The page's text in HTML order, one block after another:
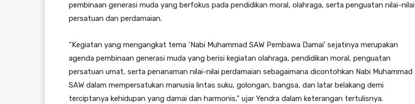
pembinaan generasi muda yang berfokus pada pendidikan moral, olahraga, serta penguatan nilai-nilai
persatuan dan perdamaian.
“Kegiatan yang mengangkat tema ‘Nabi Muhammad SAW Pembawa Damai’ sejatinya merupakan
agenda pembinaan generasi muda yang berisi kegiatan olahraga, pendidikan moral, penguatan
persatuan umat, serta penanaman nilai-nilai perdamaian sebagaimana dicontohkan Nabi Muhammad
SAW dalam mempersatukan manusia lintas suku, golongan, bangsa, dan latar belakang demi
terciptanya kehidupan yang damai dan harmonis,” ujar Yendra dalam keterangan tertulisnya.